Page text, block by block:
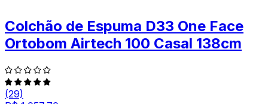
Colchão de Espuma D33 One Face
Ortobom Airtech 100 Casal 138cm
(29)